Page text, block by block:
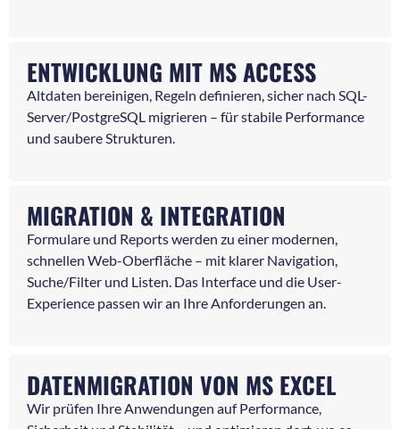
ENTWICKLUNG MIT MS ACCESS
Altdaten bereinigen, Regeln definieren, sicher nach SQL-
Server/PostgreSQL migrieren – für stabile Performance
und saubere Strukturen.
MIGRATION & INTEGRATION
Formulare und Reports werden zu einer modernen,
schnellen Web-Oberfläche – mit klarer Navigation,
Suche/Filter und Listen. Das Interface und die User-
Experience passen wir an Ihre Anforderungen an.
DATENMIGRATION VON MS EXCEL
Wir prüfen Ihre Anwendungen auf Performance,